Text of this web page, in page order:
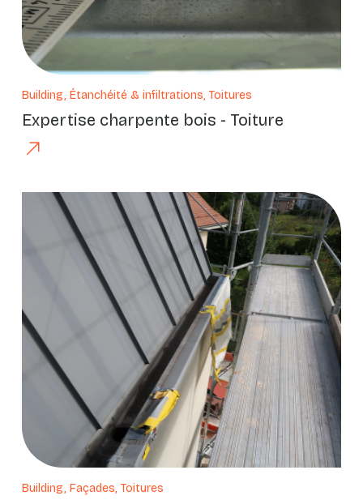
Building, Étanchéité & infiltrations, Toitures
Expertise charpente bois - Toiture
Building, Façades, Toitures